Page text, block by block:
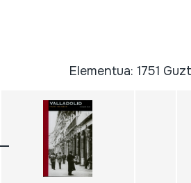
Elementua: 1751